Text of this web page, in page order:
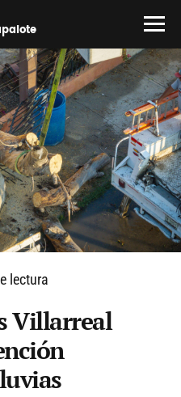
lectura
Villarreal